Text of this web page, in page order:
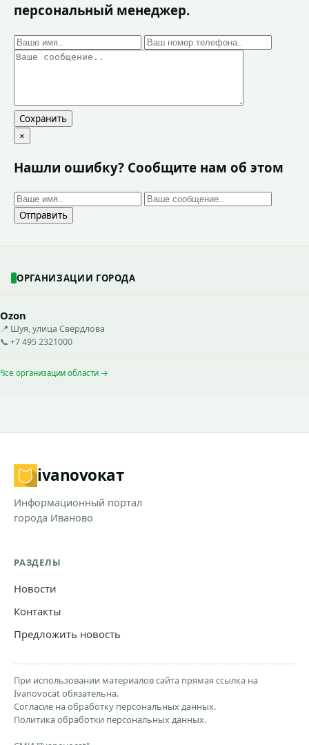
персональный менеджер.
Сохранить
×
Нашли ошибку? Сообщите нам об этом
Отправить
ОРГАНИЗАЦИИ ГОРОДА
Ozon
📍 Шуя, улица Свердлова
📞 +7 495 2321000
Все организации области →
ivanovoкат
Информационный портал
города Иваново
РАЗДЕЛЫ
Новости
Контакты
Предложить новость
При использовании материалов сайта прямая ссылка на
Ivanovocat обязательна.
Согласие на обработку персональных данных.
Политика обработки персональных данных.